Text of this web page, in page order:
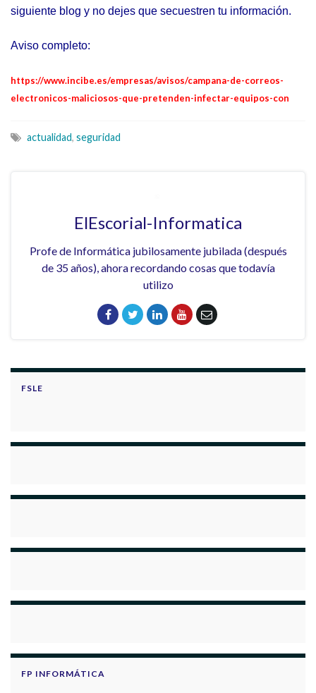
siguiente blog y no dejes que secuestren tu información.
Aviso completo:
https://www.incibe.es/empresas/avisos/campana-de-correos-
electronicos-maliciosos-que-pretenden-infectar-equipos-con
actualidad, seguridad
ElEscorial-Informatica
Profe de Informática jubilosamente jubilada (después
de 35 años), ahora recordando cosas que todavía
utilizo
FSLE
FP INFORMÁTICA